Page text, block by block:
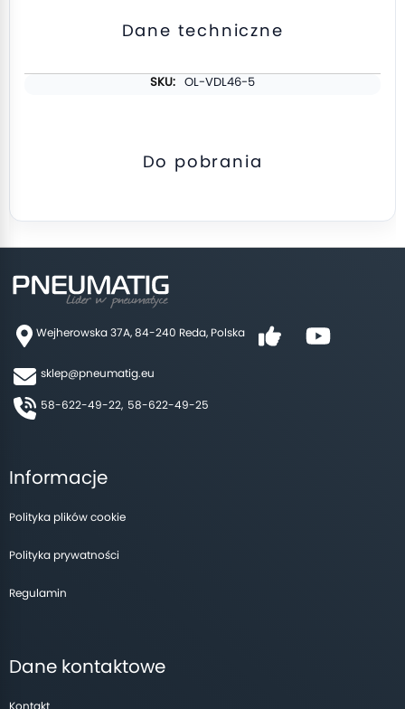
Dane techniczne
OL-VDL46-5
Do pobrania
Wejherowska 37A, 84-240 Reda, Polska
sklep@pneumatig.eu
58-622-49-22, 58-622-49-25
Informacje
Polityka plików cookie
Polityka prywatności
Regulamin
Dane kontaktowe
Kontakt